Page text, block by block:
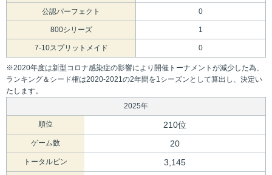
公認パーフェクト 0
800シリーズ 1
7-10スプリットメイド 0
※2020年度は新型コロナ感染症の影響により開催トーナメントが減少した為、
ランキング＆シード権は2020-2021の2年間を1シーズンとして算出し、決定い
たします。
2025年
順位 210位
ゲーム数 20
トータルピン 3,145